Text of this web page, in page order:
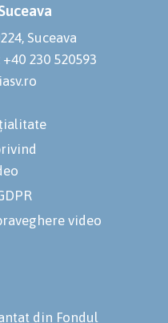
Suceava
+40 230 520593
video
din Fondul